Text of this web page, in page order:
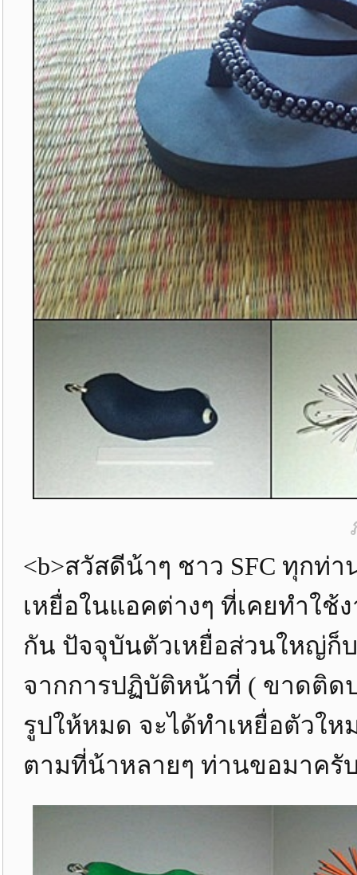
<b>สวัสดีน้าๆ ชาว SFC ทุกท่
เหยื่อในแอคต่างๆ ที่เคยทำใ
กัน ปัจจุบันตัวเหยื่อส่วนใหญ่ก็
จากการปฏิบัติหน้าที่ ( ขาดติด
รูปให้หมด จะได้ทำเหยื่อตัวใ
ตามที่น้าหลายๆ ท่านขอมาครั